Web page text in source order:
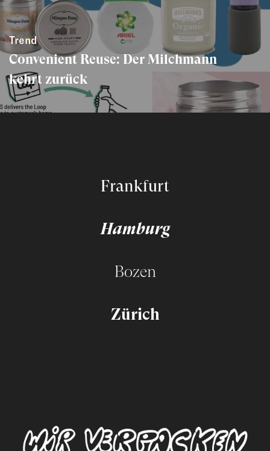
Trend
Convenient Reuse: Der Milchmann
kehrt zurück
Frankfurt
Hamburg
Bozen
Zürich